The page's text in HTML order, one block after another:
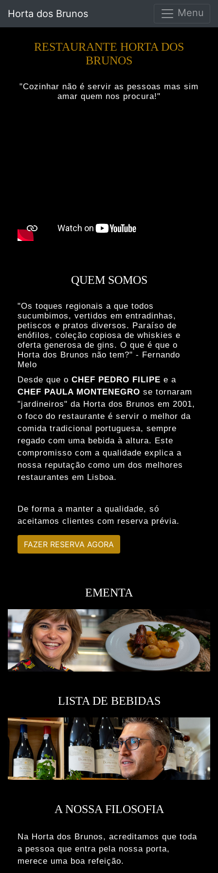
Horta dos Brunos Menu
RESTAURANTE HORTA DOS
BRUNOS
"Cozinhar não é servir as pessoas mas sim
amar quem nos procura!"
QUEM SOMOS
"Os toques regionais a que todos
sucumbimos, vertidos em entradinhas,
petiscos e pratos diversos. Paraíso de
enófilos, coleção copiosa de whiskies e
oferta generosa de gins. O que é que o
Horta dos Brunos não tem?" - Fernando
Melo
Desde que o CHEF PEDRO FILIPE e a
CHEF PAULA MONTENEGRO se tornaram
"jardineiros" da Horta dos Brunos em 2001,
o foco do restaurante é servir o melhor da
comida tradicional portuguesa, sempre
regado com uma bebida à altura. Este
compromisso com a qualidade explica a
nossa reputação como um dos melhores
restaurantes em Lisboa.
De forma a manter a qualidade, só
aceitamos clientes com reserva prévia.
FAZER RESERVA AGORA
EMENTA
LISTA DE BEBIDAS
A NOSSA FILOSOFIA
Na Horta dos Brunos, acreditamos que toda
a pessoa que entra pela nossa porta,
merece uma boa refeição.